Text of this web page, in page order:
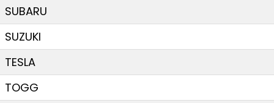
SUBARU
SUZUKI
TESLA
TOGG